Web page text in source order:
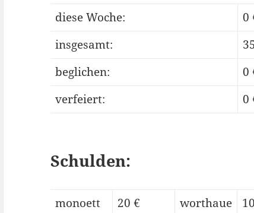
diese Woche:
0
insgesamt:
beglichen:
0
verfeiert:
0
Schulden:
monoett 20 €
worthaue